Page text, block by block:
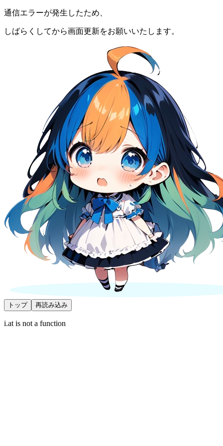
通信エラーが発生したため、
しばらくしてから画面更新をお願いいたします。
トップ 再読み込み
i.at is not a function